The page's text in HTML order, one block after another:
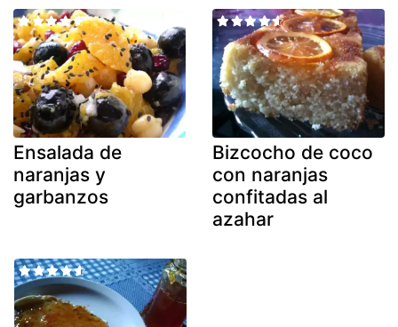
Ensalada de
naranjas y
garbanzos
Bizcocho de coco
con naranjas
confitadas al
azahar